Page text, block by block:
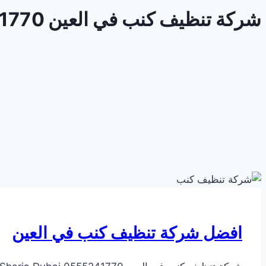
شركة تنظيف كنب في العين 0555241770 Sharja Dubai
افضل شركة تنظيف كنب في العين